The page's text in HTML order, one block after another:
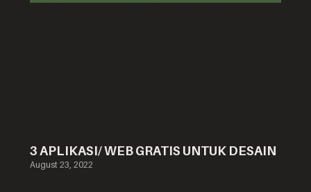
3 APLIKASI/ WEB GRATIS UNTUK DESAIN
August 23, 2022